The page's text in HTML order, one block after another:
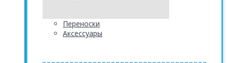
Переноски
Аксессуары